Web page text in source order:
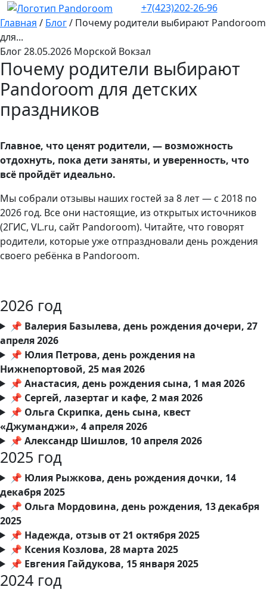
+7(423)202-26-96
Главная / Блог/ Почему родители выбирают Pandoroom
для...
Блог28.05.2026 Морской Вокзал
Почему родители выбирают
Pandoroom для детских
праздников
Главное, что ценят родители, — возможность
отдохнуть, пока дети заняты, и уверенность, что
всё пройдёт идеально.
Мы собрали отзывы наших гостей за 8 лет — с 2018 по
2026 год. Все они настоящие, из открытых источников
(2ГИС, VL.ru, сайт Pandoroom). Читайте, что говорят
родители, которые уже отпраздновали день рождения
своего ребёнка в Pandoroom.
2026 год
📌 Валерия Базылева, день рождения дочери, 27
апреля 2026
📌 Юлия Петрова, день рождения на
Нижнепортовой, 25 мая 2026
📌 Анастасия, день рождения сына, 1 мая 2026
📌 Сергей, лазертаг и кафе, 2 мая 2026
📌 Ольга Скрипка, день сына, квест
«Джуманджи», 4 апреля 2026
📌 Александр Шишлов, 10 апреля 2026
2025 год
📌 Юлия Рыжкова, день рождения дочки, 14
декабря 2025
📌 Ольга Мордовина, день рождения, 13 декабря
2025
📌 Надежда, отзыв от 21 октября 2025
📌 Ксения Козлова, 28 марта 2025
📌 Евгения Гайдукова, 15 января 2025
2024 год